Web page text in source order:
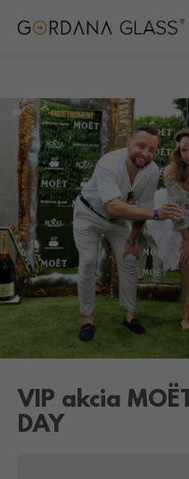
VIP akcia
DAY